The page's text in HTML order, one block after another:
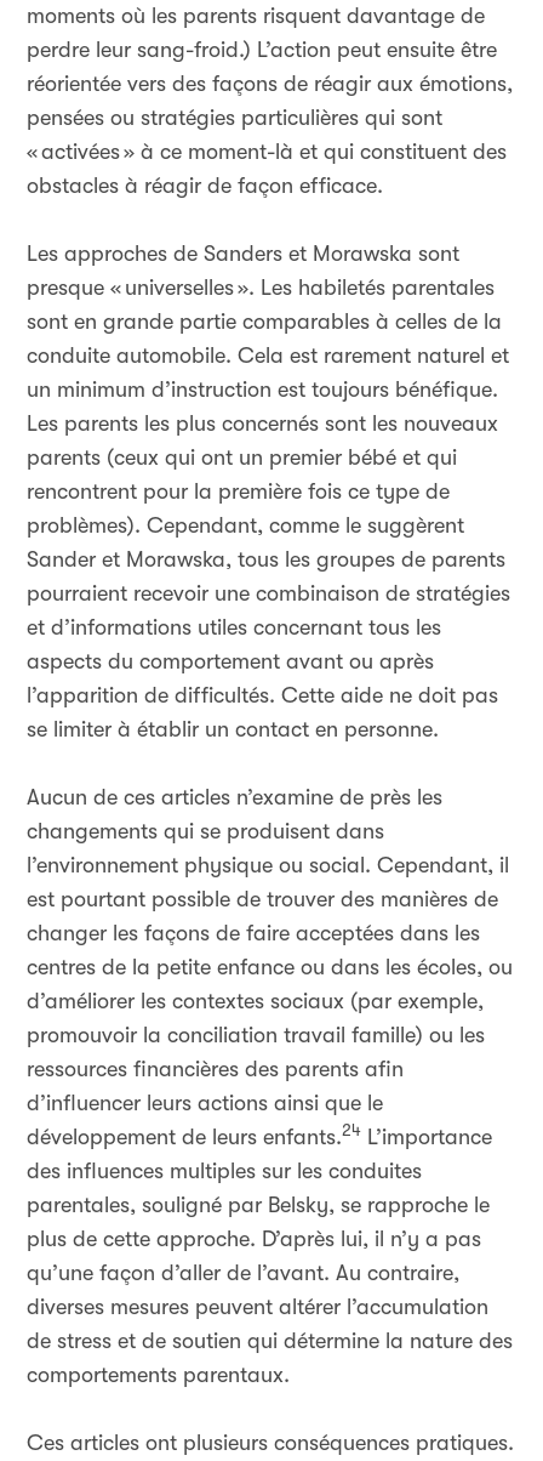
moments où les parents risquent davantage de
perdre leur sang-froid.) L’action peut ensuite être
réorientée vers des façons de réagir aux émotions,
pensées ou stratégies particulières qui sont
«activées» à ce moment-là et qui constituent des
obstacles à réagir de façon efficace.
Les approches de Sanders et Morawska sont
presque « universelles». Les habiletés parentales
sont en grande partie comparables à celles de la
conduite automobile. Cela est rarement naturel et
un minimum d’instruction est toujours bénéfique.
Les parents les plus concernés sont les nouveaux
parents (ceux qui ont un premier bébé et qui
rencontrent pour la première fois ce type de
problèmes). Cependant, comme le suggèrent
Sander et Morawska, tous les groupes de parents
pourraient recevoir une combinaison de stratégies
et d’informations utiles concernant tous les
aspects du comportement avant ou après
l’apparition de difficultés. Cette aide ne doit pas
se limiter à établir un contact en personne.
Aucun de ces articles n’examine de près les
changements qui se produisent dans
l’environnement physique ou social. Cependant, il
est pourtant possible de trouver des manières de
changer les façons de faire acceptées dans les
centres de la petite enfance ou dans les écoles, ou
d’améliorer les contextes sociaux (par exemple,
promouvoir la conciliation travail famille) ou les
ressources financières des parents afin
d’influencer leurs actions ainsi que le
développement de leurs enfants.24 L’importance
des influences multiples sur les conduites
parentales, souligné par Belsky, se rapproche le
plus de cette approche. D’après lui, il n’y a pas
qu’une façon d’aller de l’avant. Au contraire,
diverses mesures peuvent altérer l’accumulation
de stress et de soutien qui détermine la nature des
comportements parentaux.
Ces articles ont plusieurs conséquences pratiques.